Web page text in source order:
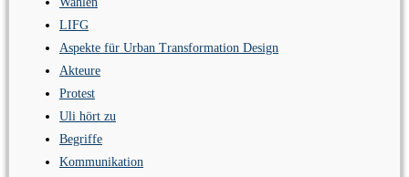
LIFG
Aspekte für Urban Transformation Design
Akteure
Protest
Uli hört zu
Begriffe
Kommunikation